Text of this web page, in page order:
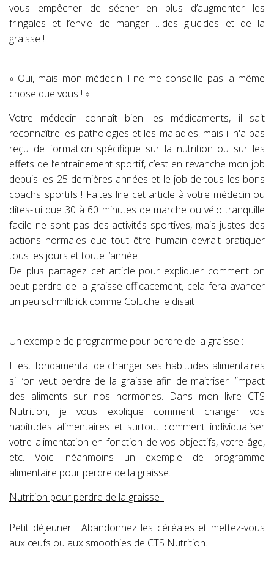
vous empêcher de sécher en plus d’augmenter les
fringales et l’envie de manger …des glucides et de la
graisse !
« Oui, mais mon médecin il ne me conseille pas la même
chose que vous ! »
Votre médecin connaît bien les médicaments, il sait
reconnaître les pathologies et les maladies, mais il n'a pas
reçu de formation spécifique sur la nutrition ou sur les
effets de l’entrainement sportif, c’est en revanche mon job
depuis les 25 dernières années et le job de tous les bons
coachs sportifs ! Faites lire cet article à votre médecin ou
dites-lui que 30 à 60 minutes de marche ou vélo tranquille
facile ne sont pas des activités sportives, mais justes des
actions normales que tout être humain devrait pratiquer
tous les jours et toute l’année !
De plus partagez cet article pour expliquer comment on
peut perdre de la graisse efficacement, cela fera avancer
un peu schmilblick comme Coluche le disait !
Un exemple de programme pour perdre de la graisse :
Il est fondamental de changer ses habitudes alimentaires
si l’on veut perdre de la graisse afin de maitriser l’impact
des aliments sur nos hormones. Dans mon livre CTS
Nutrition, je vous explique comment changer vos
habitudes alimentaires et surtout comment individualiser
votre alimentation en fonction de vos objectifs, votre âge,
etc. Voici néanmoins un exemple de programme
alimentaire pour perdre de la graisse.
Nutrition pour perdre de la graisse :
Petit déjeuner : Abandonnez les céréales et mettez-vous
aux œufs ou aux smoothies de CTS Nutrition.